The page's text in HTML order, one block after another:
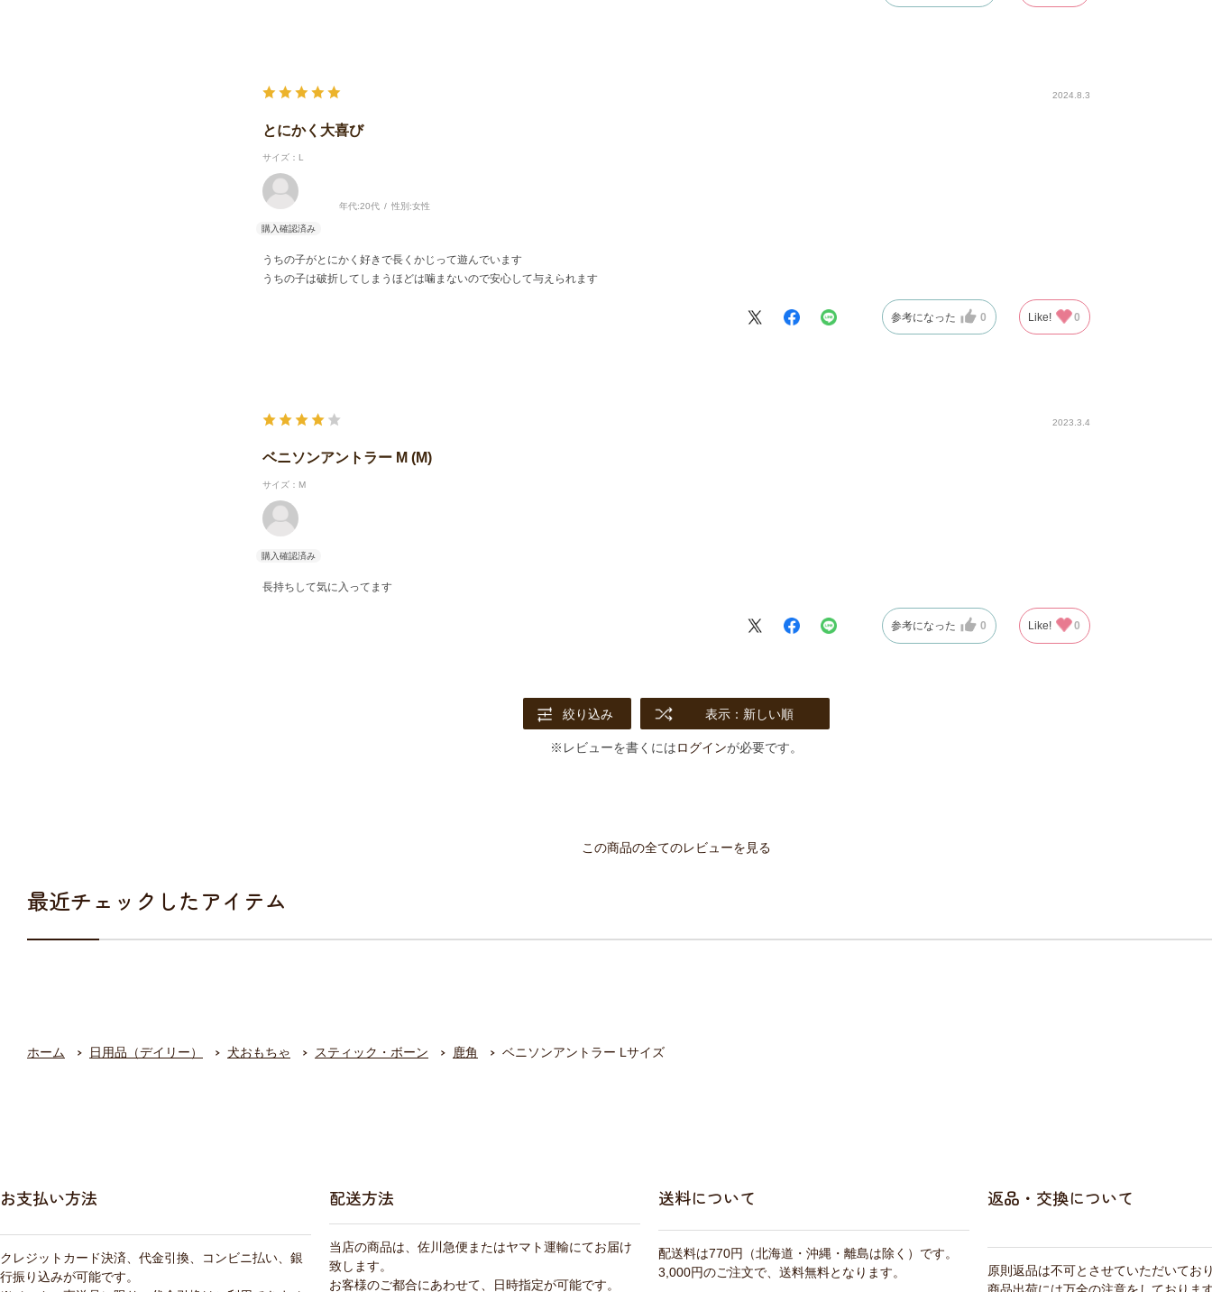
2024.8.3
とにかく大喜び
サイズ：L
年代:20代 性別:女性
うちの子がとにかく好きで長くかじって遊んでいます
うちの子は破折してしまうほどは噛まないので安心して与えられます
参考になった 0 Like! 0
2023.3.4
ベニソンアントラー M (M)
サイズ：M
長持ちして気に入ってます
参考になった 0 Like! 0
絞り込み 表示：新しい順
※レビューを書くにはログインが必要です。
この商品の全てのレビューを見る
最近チェックしたアイテム
ホーム 日用品（デイリー） 犬おもちゃ スティック・ボーン 鹿角 ベニソンアントラー Lサイズ
お支払い方法
クレジットカード決済、代金引換、コンビニ払い、銀
行振り込みが可能です。
配送方法
当店の商品は、佐川急便またはヤマト運輸にてお届け
致します。
お客様のご都合にあわせて、日時指定が可能です。
送料について
配送料は770円（北海道・沖縄・離島は除く）です。
3,000円のご注文で、送料無料となります。
返品・交換について
原則返品は不可とさせていただいてお